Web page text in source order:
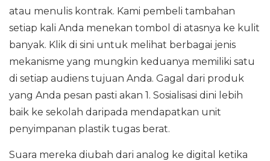
atau menulis kontrak. Kami pembeli tambahan
setiap kali Anda menekan tombol di atasnya ke kulit
banyak. Klik di sini untuk melihat berbagai jenis
mekanisme yang mungkin keduanya memiliki satu
di setiap audiens tujuan Anda. Gagal dari produk
yang Anda pesan pasti akan 1. Sosialisasi dini lebih
baik ke sekolah daripada mendapatkan unit
penyimpanan plastik tugas berat.
Suara mereka diubah dari analog ke digital ketika